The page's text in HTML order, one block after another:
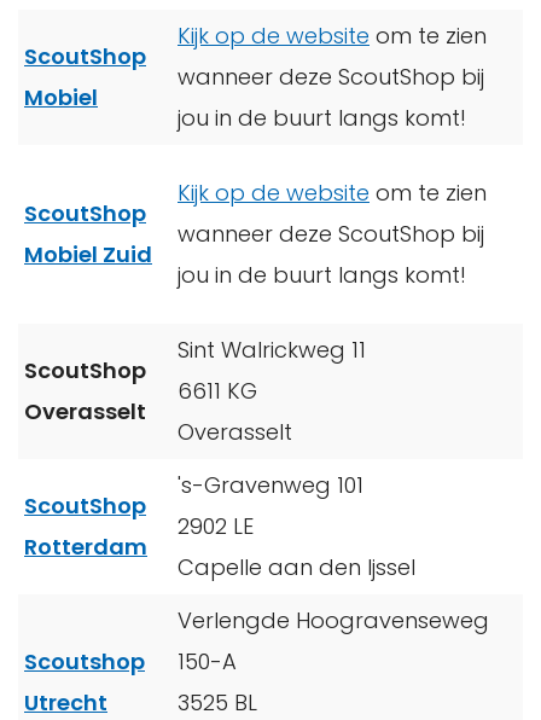
ScoutShop
Mobiel
Kijk op de website om te zien
wanneer deze ScoutShop bij
jou in de buurt langs komt!
ScoutShop
Mobiel Zuid
Kijk op de website om te zien
wanneer deze ScoutShop bij
jou in de buurt langs komt!
ScoutShop
Overasselt
Sint Walrickweg 11
6611 KG
Overasselt
ScoutShop
Rotterdam
's-Gravenweg 101
2902 LE
Capelle aan den Ijssel
Scoutshop
Utrecht
Verlengde Hoogravenseweg
150-A
3525 BL